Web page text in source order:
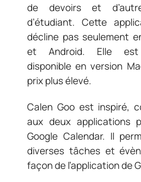
de devoirs et
d’étudiant. Cette
décline pas seulement
et Android. Elle est
disponible en version
prix plus élevé.
Calen Goo est inspiré,
aux deux applications
Google Calendar. Il
diverses tâches et
façon de l’application de